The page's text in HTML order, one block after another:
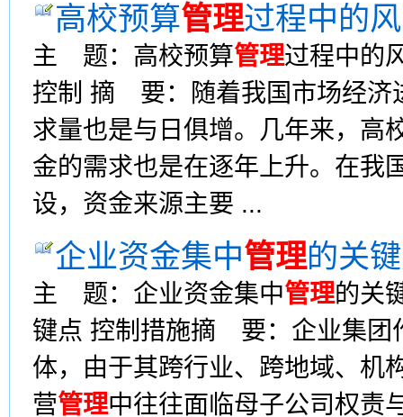
高校预算管理过程中的
主 题：高校预算管理过程中的
控制 摘 要：随着我国市场经济
求量也是与日俱增。几年来，高
金的需求也是在逐年上升。在我
设，资金来源主要 ...
企业资金集中管理的关
主 题：企业资金集中管理的关
键点 控制措施摘 要：企业集团
体，由于其跨行业、跨地域、机
营管理中往往面临母子公司权责